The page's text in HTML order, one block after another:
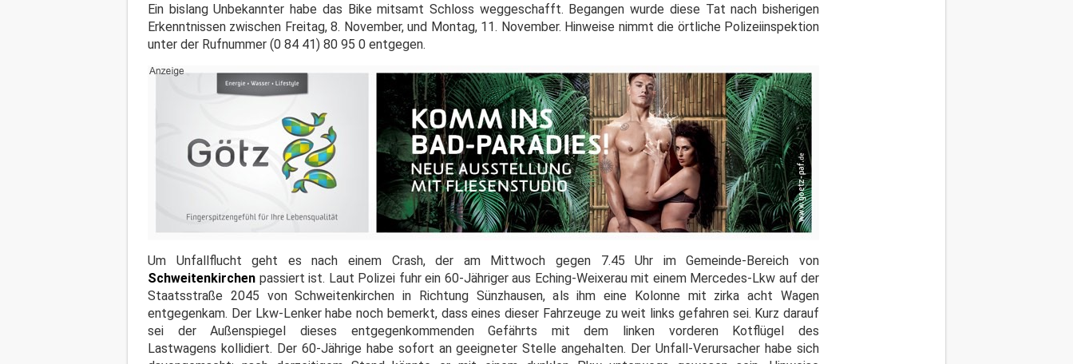
Ein bislang Unbekannter habe das Bike mitsamt Schloss weggeschafft. Begangen wurde diese Tat nach bisherigen
Erkenntnissen zwischen Freitag, 8. November, und Montag, 11. November. Hinweise nimmt die örtliche Polizeiinspektion
unter der Rufnummer (0 84 41) 80 95 0 entgegen.
Um Unfallflucht geht es nach einem Crash, der am Mittwoch gegen 7.45 Uhr im Gemeinde-Bereich von
Schweitenkirchen passiert ist. Laut Polizei fuhr ein 60-Jähriger aus Eching-Weixerau mit einem Mercedes-Lkw auf der
Staatsstraße 2045 von Schweitenkirchen in Richtung Sünzhausen, als ihm eine Kolonne mit zirka acht Wagen
entgegenkam. Der Lkw-Lenker habe noch bemerkt, dass eines dieser Fahrzeuge zu weit links gefahren sei. Kurz darauf
sei der Außenspiegel dieses entgegenkommenden Gefährts mit dem linken vorderen Kotflügel des
Lastwagens kollidiert. Der 60-Jährige habe sofort an geeigneter Stelle angehalten. Der Unfall-Verursacher habe sich